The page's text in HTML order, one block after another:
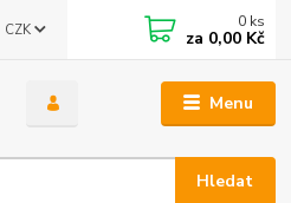
Menu
CZK
Hledat
0 ks
za 0,00 Kč